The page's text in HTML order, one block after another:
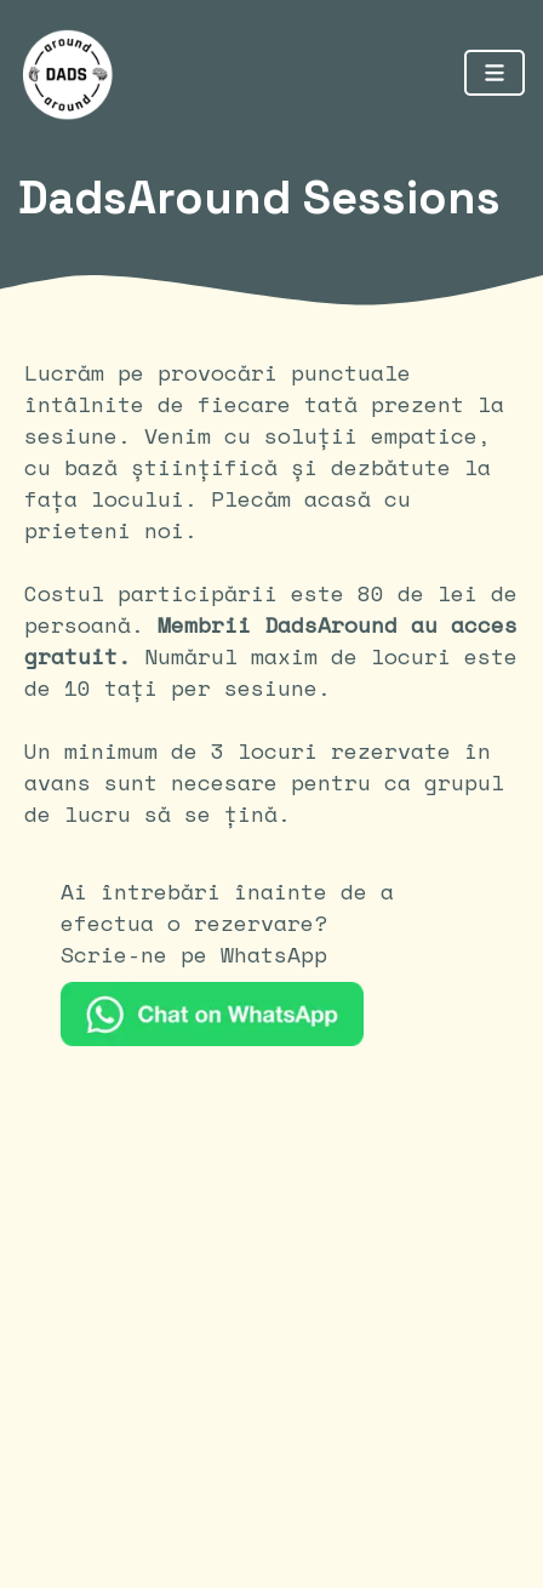
DadsAround Sessions
Lucrăm pe provocări punctuale
întâlnite de fiecare tată prezent la
sesiune. Venim cu soluții empatice,
cu bază științifică și dezbătute la
fața locului. Plecăm acasă cu
prieteni noi.
Costul participării este 80 de lei de
persoană. Membrii DadsAround au acces
gratuit. Numărul maxim de locuri este
de 10 tați per sesiune.
Un minimum de 3 locuri rezervate în
avans sunt necesare pentru ca grupul
de lucru să se țină.
Ai întrebări înainte de a
efectua o rezervare?
Scrie-ne pe WhatsApp